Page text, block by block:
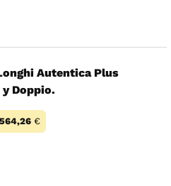
Autentica Plus
Doppio.
564,26 €